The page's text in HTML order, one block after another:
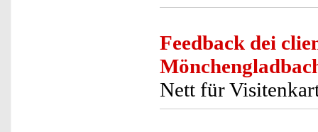
Feedback dei
Nett für